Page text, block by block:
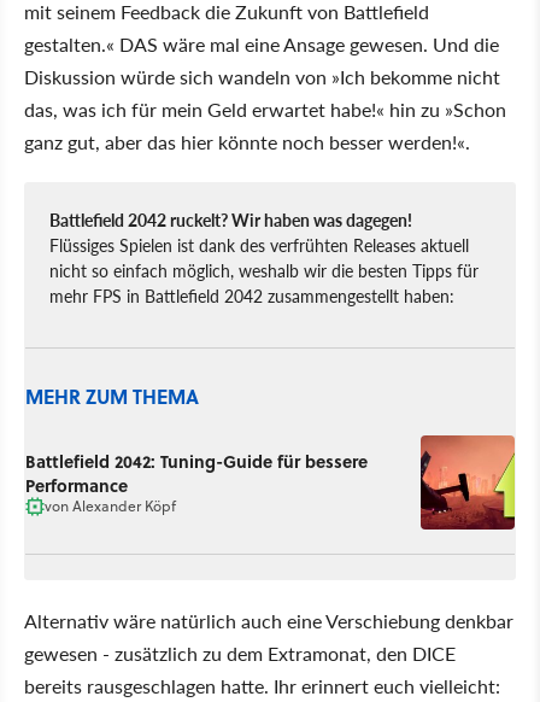
mit seinem Feedback die Zukunft von Battlefield
gestalten.« DAS wäre mal eine Ansage gewesen. Und die
Diskussion würde sich wandeln von »Ich bekomme nicht
das, was ich für mein Geld erwartet habe!« hin zu »Schon
ganz gut, aber das hier könnte noch besser werden!«.
Battlefield 2042 ruckelt? Wir haben was dagegen!
Flüssiges Spielen ist dank des verfrühten Releases aktuell
nicht so einfach möglich, weshalb wir die besten Tipps für
mehr FPS in Battlefield 2042 zusammengestellt haben:
MEHR ZUM THEMA
Battlefield 2042: Tuning-Guide für bessere
Performance
vonAlexander Köpf
Alternativ wäre natürlich auch eine Verschiebung denkbar
gewesen - zusätzlich zu dem Extramonat, den DICE
bereits rausgeschlagen hatte. Ihr erinnert euch vielleicht: